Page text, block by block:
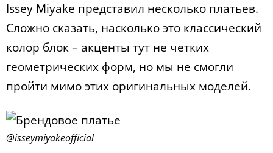
Issey Miyake представил несколько платьев.
Сложно сказать, насколько это классический
колор блок – акценты тут не четких
геометрических форм, но мы не смогли
пройти мимо этих оригинальных моделей.
@isseymiyakeofficial